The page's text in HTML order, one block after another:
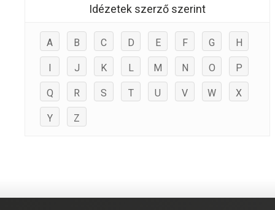
Idézetek szerző szerint
A B C D E F G H
I J K L M N O P
Q R S T U V W X
Y Z